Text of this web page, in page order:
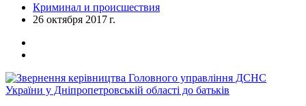
Криминал и происшествия
26 октября 2017 г.